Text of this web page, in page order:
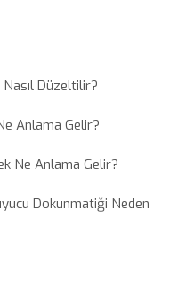
Düzeltilir?
Anlama Gelir?
Ne Anlama Gelir?
Dokunmatiği Neden